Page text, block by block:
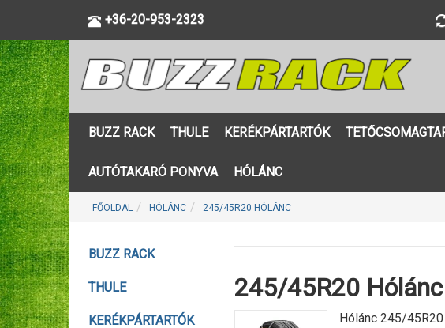
+36-20-953-2323
BUZZ RACK THULE KERÉKPÁRTARTÓK
AUTÓTAKARÓ PONYVA HÓLÁNC
FŐOLDAL HÓLÁNC 245/45R20 HÓLÁNC
BUZZ RACK
THULE
KERÉKPÁRTARTÓK
245/45R20 Hólánc
Hólánc 245/